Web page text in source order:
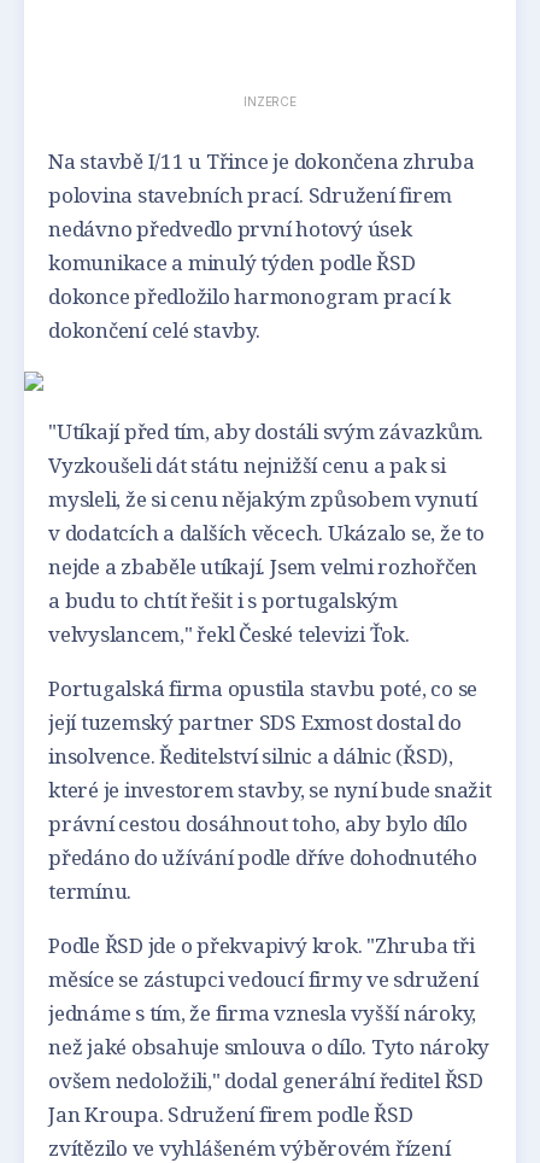
INZERCE
Na stavbě I/11 u Třince je dokončena zhruba
polovina stavebních prací. Sdružení firem
nedávno předvedlo první hotový úsek
komunikace a minulý týden podle ŘSD
dokonce předložilo harmonogram prací k
dokončení celé stavby.
"Utíkají před tím, aby dostáli svým závazkům.
Vyzkoušeli dát státu nejnižší cenu a pak si
mysleli, že si cenu nějakým způsobem vynutí
v dodatcích a dalších věcech. Ukázalo se, že to
nejde a zbaběle utíkají. Jsem velmi rozhořčen
a budu to chtít řešit i s portugalským
velvyslancem," řekl České televizi Ťok.
Portugalská firma opustila stavbu poté, co se
její tuzemský partner SDS Exmost dostal do
insolvence. Ředitelství silnic a dálnic (ŘSD),
které je investorem stavby, se nyní bude snažit
právní cestou dosáhnout toho, aby bylo dílo
předáno do užívání podle dříve dohodnutého
termínu.
Podle ŘSD jde o překvapivý krok. "Zhruba tři
měsíce se zástupci vedoucí firmy ve sdružení
jednáme s tím, že firma vznesla vyšší nároky,
než jaké obsahuje smlouva o dílo. Tyto nároky
ovšem nedoložili," dodal generální ředitel ŘSD
Jan Kroupa. Sdružení firem podle ŘSD
zvítězilo ve vyhlášeném výběrovém řízení